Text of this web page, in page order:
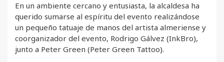
En un ambiente cercano y entusiasta, la alcaldesa ha
querido sumarse al espíritu del evento realizándose
un pequeño tatuaje de manos del artista almeriense y
coorganizador del evento, Rodrigo Gálvez (InkBro),
junto a Peter Green (Peter Green Tattoo).